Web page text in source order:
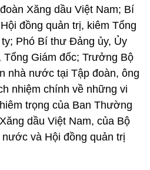
Xăng dầu Việt Nam; Bí
đồng quản trị, kiêm Tổng
Phó Bí thư Đảng ủy, Ủy
Tổng Giám đốc; Trưởng Bộ
nhà nước tại Tập đoàn, ông
nhiệm chính về những vi
trọng của Ban Thường
dầu Việt Nam, của Bộ
và Hội đồng quản trị